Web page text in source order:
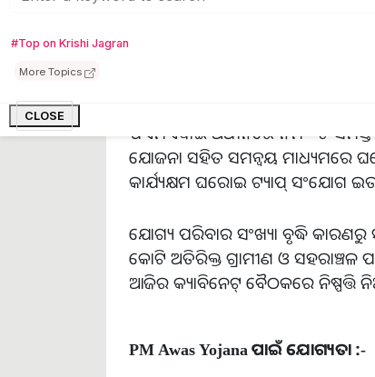
#Top on Krishi Jagran
More Topics
CLOSE
ପିଏମଏୱାଇ ଅଧୀନରେ ନିର୍ମିତ ସମସ୍ତ
ଯୋଜନା ସହିତ ସମନ୍ୱୟ ମାଧ୍ୟମରେ
କାର୍ଯ୍ୟକ୍ଷମ ଘରୋଇ ଟ୍ୟାପ୍ ସଂଯୋଗ
ଯୋଗ୍ୟ ପରିବାର ସଂଖ୍ୟା ବୃଦ୍ଧି
କୋଟି ଅତିରିକ୍ତ ଗ୍ରାମୀଣ ଓ ସହରାଞ୍ଚଳ
ଆଜିର କ୍ୟାବିନେଟ୍ ବୈଠକରେ ନିଷ୍ପତ୍ତି
PM Awas Yojana ପାଇଁ ଯୋଗ୍ୟତା :-